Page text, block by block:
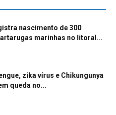
nascimento de 300
marinhas no litoral...
zika vírus e Chikungunya
queda no...